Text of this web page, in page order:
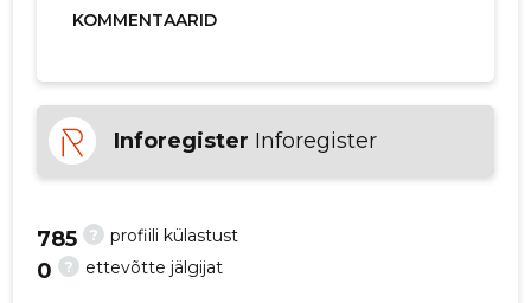
KOMMENTAARID
Inforegister Inforegister
? profiili külastust
785
? ettevõtte jälgijat
0